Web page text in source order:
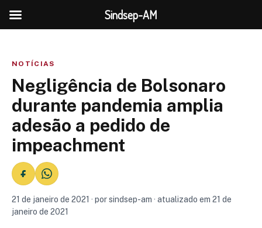
NOTÍCIAS
Negligência de Bolsonaro
durante pandemia amplia
adesão a pedido de
impeachment
21 de janeiro de 2021 · por sindsep-am · atualizado em 21 de
janeiro de 2021
Sindsep-AM